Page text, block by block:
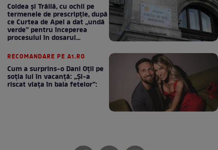
Coldea și Trăilă, cu ochii pe
termenele de prescripție, după
ce Curtea de Apel a dat „undă
verde” pentru începerea
procesului în dosarul
RECOMANDARE PE A1.RO
Cum a surprins-o Dani Oțil pe
soția lui în vacanță: „Și-a
riscat viața în baia fetelor”: